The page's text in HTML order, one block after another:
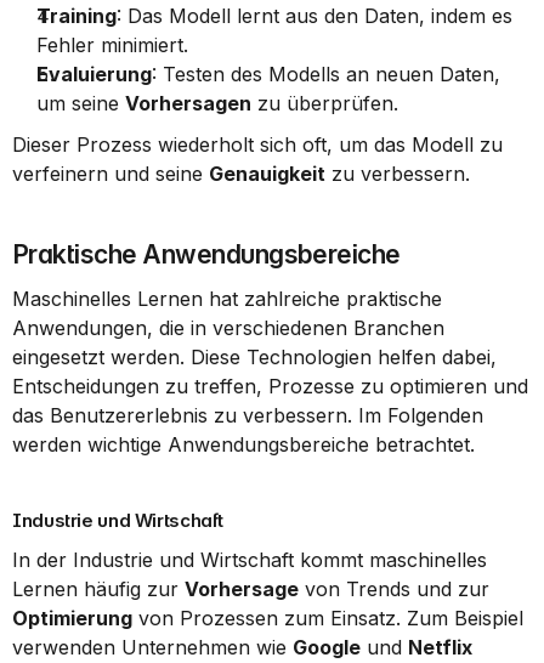
Training: Das Modell lernt aus den Daten, indem es
Fehler minimiert.
Evaluierung: Testen des Modells an neuen Daten,
um seine Vorhersagen zu überprüfen.
Dieser Prozess wiederholt sich oft, um das Modell zu
verfeinern und seine Genauigkeit zu verbessern.
Praktische Anwendungsbereiche
Maschinelles Lernen hat zahlreiche praktische
Anwendungen, die in verschiedenen Branchen
eingesetzt werden. Diese Technologien helfen dabei,
Entscheidungen zu treffen, Prozesse zu optimieren und
das Benutzererlebnis zu verbessern. Im Folgenden
werden wichtige Anwendungsbereiche betrachtet.
Industrie und Wirtschaft
In der Industrie und Wirtschaft kommt maschinelles
Lernen häufig zur Vorhersage
Optimierung von Prozessen zum Einsatz. Zum Beispiel
verwenden Unternehmen wie Google und Netflix